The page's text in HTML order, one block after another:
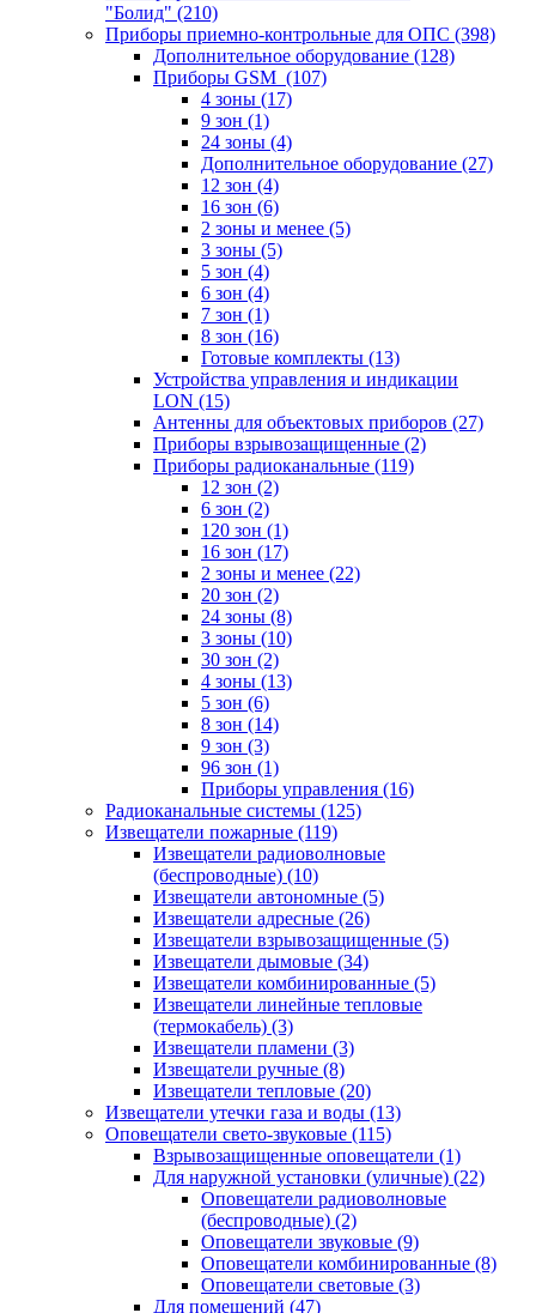
"Болид" (210)
Приборы приемно-контрольные для ОПС (398)
Дополнительное оборудование (128)
Приборы GSM (107)
4 зоны (17)
9 зон (1)
24 зоны (4)
Дополнительное оборудование (27)
12 зон (4)
16 зон (6)
2 зоны и менее (5)
3 зоны (5)
5 зон (4)
6 зон (4)
7 зон (1)
8 зон (16)
Готовые комплекты (13)
Устройства управления и индикации
LON (15)
Антенны для объектовых приборов (27)
Приборы взрывозащищенные (2)
Приборы радиоканальные (119)
12 зон (2)
6 зон (2)
120 зон (1)
16 зон (17)
2 зоны и менее (22)
20 зон (2)
24 зоны (8)
3 зоны (10)
30 зон (2)
4 зоны (13)
5 зон (6)
8 зон (14)
9 зон (3)
96 зон (1)
Приборы управления (16)
Радиоканальные системы (125)
Извещатели пожарные (119)
Извещатели радиоволновые
(беспроводные) (10)
Извещатели автономные (5)
Извещатели адресные (26)
Извещатели взрывозащищенные (5)
Извещатели дымовые (34)
Извещатели комбинированные (5)
Извещатели линейные тепловые
(термокабель) (3)
Извещатели пламени (3)
Извещатели ручные (8)
Извещатели тепловые (20)
Извещатели утечки газа и воды (13)
Оповещатели свето-звуковые (115)
Взрывозащищенные оповещатели (1)
Для наружной установки (уличные) (22)
Оповещатели радиоволновые
(беспроводные) (2)
Оповещатели звуковые (9)
Оповещатели комбинированные (8)
Оповещатели световые (3)
Для помещений (47)